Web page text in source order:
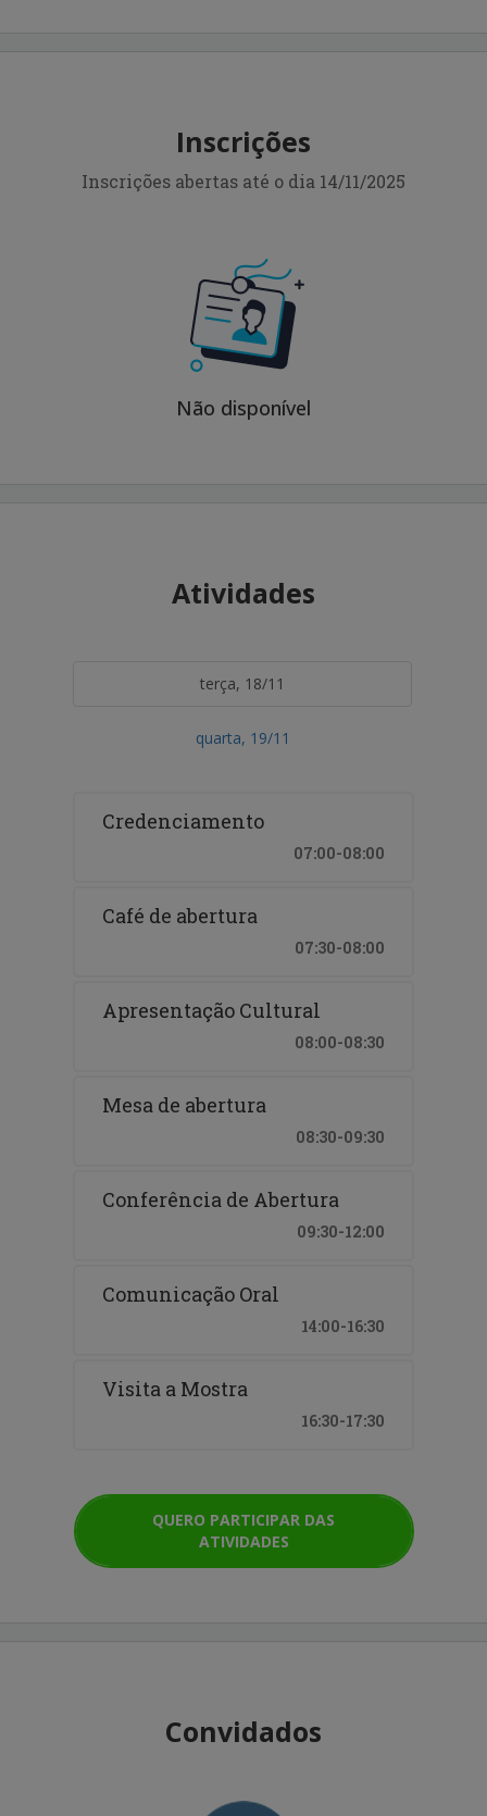
Inscrições
Inscrições abertas até o dia 14/11/2025
Não disponível
Atividades
terça, 18/11
quarta, 19/11
Credenciamento
07:00-08:00
Café de abertura
07:30-08:00
Apresentação Cultural
08:00-08:30
Mesa de abertura
08:30-09:30
Conferência de Abertura
09:30-12:00
Comunicação Oral
14:00-16:30
Visita a Mostra
16:30-17:30
QUERO PARTICIPAR DAS
ATIVIDADES
Convidados